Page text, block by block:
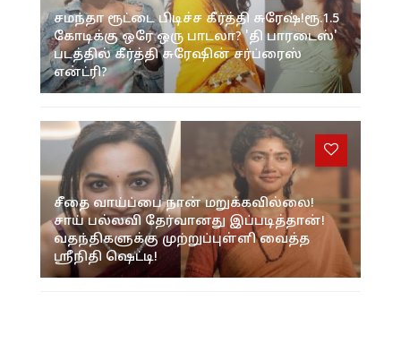
சமந்தா ரூட்டை பிடிச்ச கீர்த்தி சுரேஷ்!ரூ.1.5
கோடிக்கு ஒரே ஒரு பாடலா? 'தி பாரடைஸ்'
படத்தில் கீர்த்தி சுரேஷின் சர்ப்ரைஸ்
என்ட்ரி?
சீதை வாய்ப்பை நான் மறுக்கவில்லை!
சாய் பல்லவி தேர்வானது இப்படித்தான்!
வதந்திகளுக்கு முற்றுப்புள்ளி வைத்த
ஸ்ரீநிதி ஷெட்டி!